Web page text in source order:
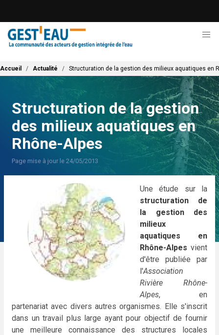
contenu
principal
Fil d'Ariane
Accueil Actualité Structuration de la gestion des milieux aquatiques en
Structuration de la gestion
des milieux aquatiques en
Rhône-Alpes
Page mise à jour le 24/05/2013
Une étude sur la
structuration de
la gestion des
milieux
aquatiques en
Rhône-Alpes vient
d'être publiée par
l'Association
Rivière Rhône-
Alpes, en
partenariat avec divers autres organismes. Elle s'inscrit
dans un travail plus large ayant pour objectif de fournir
une meilleure connaissance des structures locales